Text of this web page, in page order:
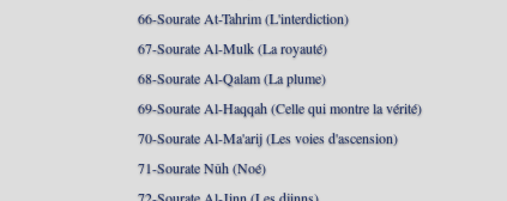
66-Sourate At-Tahrim (L'interdiction)
67-Sourate Al-Mulk (La royauté)
68-Sourate Al-Qalam (La plume)
69-Sourate Al-Haqqah (Celle qui montre la vérité)
70-Sourate Al-Ma'arij (Les voies d'ascension)
71-Sourate Nûh (Noé)